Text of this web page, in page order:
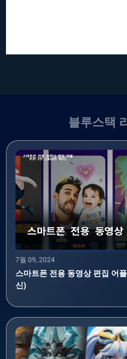
블루스택
7월 09, 2024
스마트폰 전용 동영상 편집 어
신)